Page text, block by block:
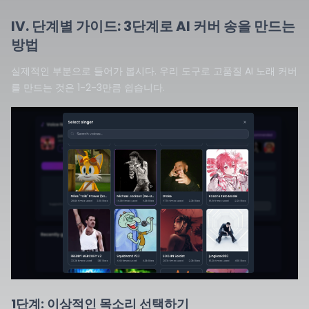
IV. 단계별 가이드: 3단계로 AI 커버 송을 만드는
방법
실제적인 부분으로 들어가 봅시다. 우리 도구로 고품질 AI 노래 커버
를 만드는 것은 1-2-3만큼 쉽습니다.
1단계: 이상적인 목소리 선택하기